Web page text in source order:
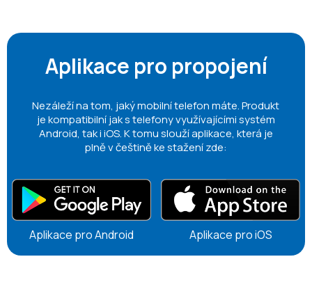
Aplikace pro propojení
Nezáleží na tom, jaký mobilní telefon máte. Produkt
je kompatibilní jak s telefony využívajícími systém
Android, tak i iOS. K tomu slouží aplikace, která je
plně v češtině ke stažení zde:
Aplikace pro Android Aplikace pro iOS